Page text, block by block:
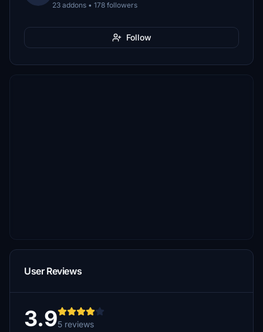
23 addons • 178 followers
Follow
User Reviews
3.95 reviews